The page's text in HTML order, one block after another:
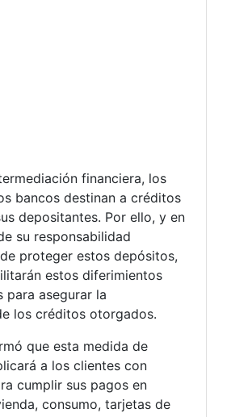
financiera, los
bancos destinan a créditos
depositantes. Por ello, y en
su responsabilidad
proteger estos depósitos,
estos diferimientos
para asegurar la
los créditos otorgados.
que esta medida de
a los clientes con
cumplir sus pagos en
consumo, tarjetas de